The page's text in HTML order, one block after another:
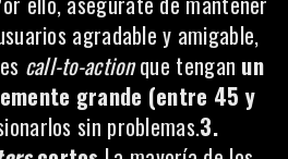
agradable y amigable,
call-to-actionque tengan un
grande (entre 45 y
sin problemas.3.